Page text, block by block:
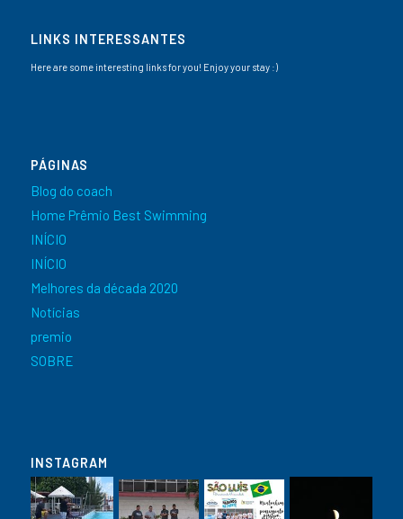
LINKS INTERESSANTES
Here are some interesting links for you! Enjoy your stay :)
PÁGINAS
Blog do coach
Home Prêmio Best Swimming
INÍCIO
INÍCIO
Melhores da década 2020
Notícias
premio
SOBRE
INSTAGRAM